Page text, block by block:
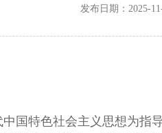
发布日期：2025-
国特色社会主义思想为指